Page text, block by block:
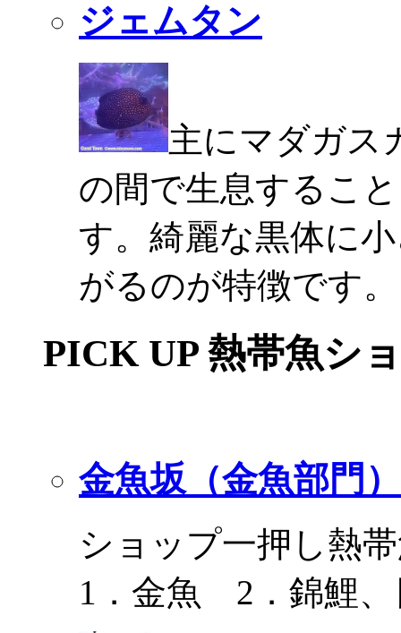
ジェムタン
主にマダガス
の間で生息するこ
す。綺麗な黒体に
がるのが特徴です。
PICK UP 熱帯魚シ
金魚坂（金魚部門）
ショップ一押し熱
1．金魚 2．錦鯉、